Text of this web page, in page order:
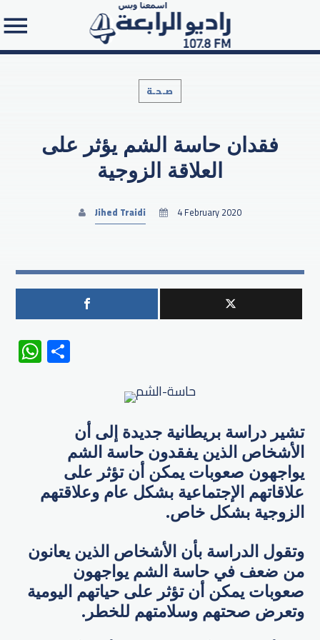
Search in the website:
صـحـة
فقدان حاسة الشم يؤثر على
العلاقة الزوجية
Jihed Traidi 4 February 2020
WhatsApp
تشير دراسة بريطانية جديدة إلى أن
الأشخاص الذين يفقدون حاسة الشم
يواجهون صعوبات يمكن أن تؤثر على
علاقاتهم الإجتماعية بشكل عام وعلاقتهم
الزوجية بشكل خاص.
وتقول الدراسة بأن الأشخاص الذين يعانون
من ضعف في حاسة الشم يواجهون
صعوبات يمكن أن تؤثر على حياتهم اليومية
وتعرض صحتهم وسلامتهم للخطر.